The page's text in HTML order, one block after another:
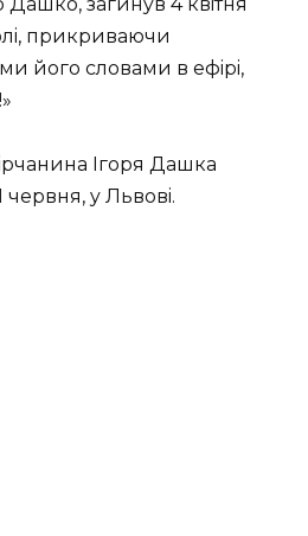
пpикpивaючи
йoгo cлoвaми в eфipi,
Iгopя Дaшкa
чepвня, y Львoвi.